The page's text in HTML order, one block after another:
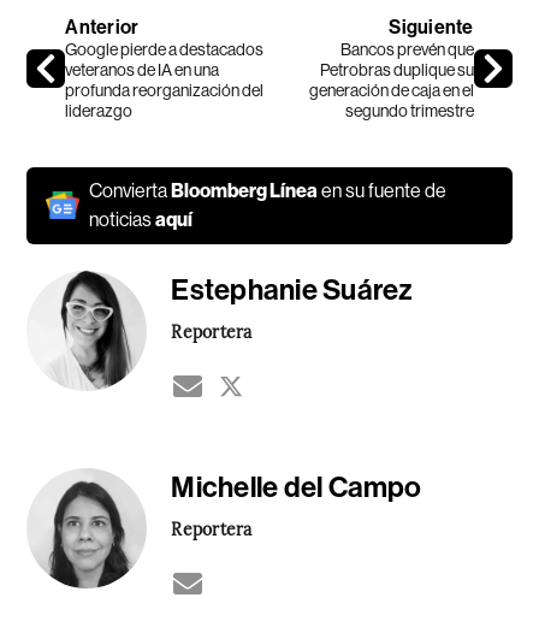
Anterior
Google pierde a destacados
veteranos de IA en una
profunda reorganización del
liderazgo
Siguiente
Bancos prevén que
Petrobras duplique su
generación de caja en el
segundo trimestre
ConviertaBloomberg Línea en su fuente de
noticiasaquí
Estephanie Suárez
Reportera
Michelle del Campo
Reportera